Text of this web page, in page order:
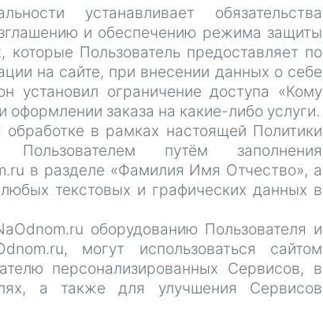
устанавливает обязательства
и обеспечению режима защиты
Пользователь предоставляет по
на сайте, при внесении данных о себе
установил ограничение доступа «Кому
заказа на какие-либо услуги.
в рамках настоящей Политики
Пользователем путём заполнения
в разделе «Фамилия Имя Отчество», а
текстовых и графических данных в
оборудованию Пользователя и
могут использоваться сайтом
персонализированных Сервисов, в
а также для улучшения Сервисов